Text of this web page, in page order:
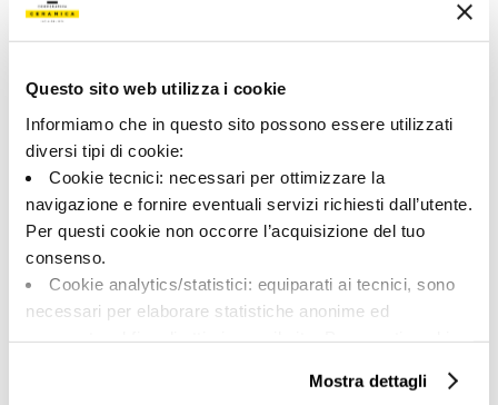
Questo sito web utilizza i cookie
Informiamo che in questo sito possono essere utilizzati
diversi tipi di cookie:
Cookie tecnici: necessari per ottimizzare la
navigazione e fornire eventuali servizi richiesti dall’utente.
Per questi cookie non occorre l’acquisizione del tuo
consenso.
Cookie analytics/statistici: equiparati ai tecnici, sono
necessari per elaborare statistiche anonime ed
Cookie di profilazione/marketing: sono utilizzati, solo
Mostra dettagli
LEONARDO